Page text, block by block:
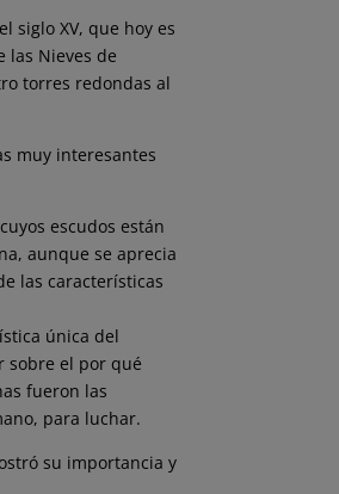
siglo XV, que hoy es
las Nieves de
torres redondas al
muy interesantes
escudos están
aunque se aprecia
las características
única del
sobre el por qué
fueron las
para luchar.
su importancia y